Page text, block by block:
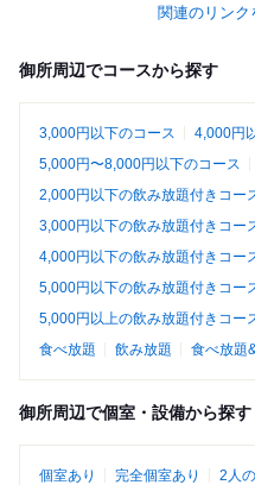
関連のリン
御所周辺でコースから探す
3,000円以下のコース
4,000円
5,000円〜8,000円以下のコース
2,000円以下の飲み放題付きコー
3,000円以下の飲み放題付きコー
4,000円以下の飲み放題付きコー
5,000円以下の飲み放題付きコー
5,000円以上の飲み放題付きコー
食べ放題
飲み放題 食べ放題
御所周辺で個室・設備から探す
個室あり 完全個室あり 2人